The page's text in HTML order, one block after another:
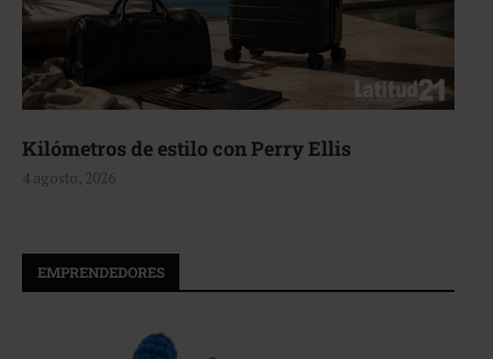
Kilómetros de estilo con Perry Ellis
4 agosto, 2026
EMPRENDEDORES